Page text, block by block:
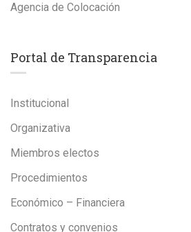
Agencia de Colocación
Portal de Transparencia
Institucional
Organizativa
Miembros electos
Procedimientos
Económico – Financiera
Contratos y convenios